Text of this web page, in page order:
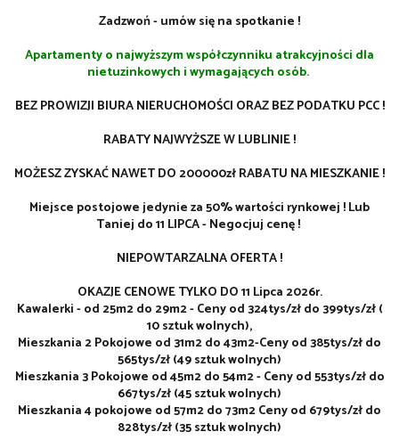
Zadzwoń - umów się na spotkanie !
Apartamenty o najwyższym współczynniku atrakcyjności dla
nietuzinkowych i wymagających osób.
BEZ PROWIZJI BIURA NIERUCHOMOŚCI ORAZ BEZ PODATKU PCC !
RABATY NAJWYŻSZE W LUBLINIE !
MOŻESZ ZYSKAĆ NAWET DO 200000zł RABATU NA MIESZKANIE !
Miejsce postojowe jedynie za 50% wartości rynkowej ! Lub
Taniej do 11 LIPCA - Negocjuj cenę !
NIEPOWTARZALNA OFERTA !
OKAZJE CENOWE TYLKO DO 11 Lipca 2026r.
Kawalerki - od 25m2 do 29m2 - Ceny od 324tys/zł do 399tys/zł (
10 sztuk wolnych),
Mieszkania 2 Pokojowe od 31m2 do 43m2-Ceny od 385tys/zł do
565tys/zł (49 sztuk wolnych)
Mieszkania 3 Pokojowe od 45m2 do 54m2 - Ceny od 553tys/zł do
667tys/zł (45 sztuk wolnych)
Mieszkania 4 pokojowe od 57m2 do 73m2Ceny od 679tys/zł do
828tys/zł (35 sztuk wolnych)